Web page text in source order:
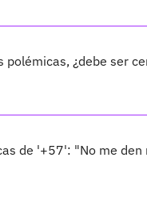
¿debe ser
de '+57': "No me